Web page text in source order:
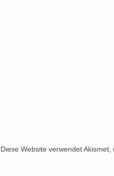
Diese Website verwendet Akismet,